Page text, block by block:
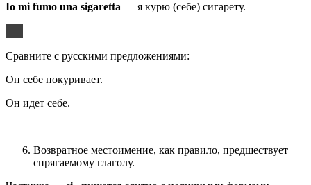
Io mi fumo una sigaretta — я курю (себе) сигарету.
Сравните с русскими предложениями:
Он себе покуривает.
Он идет себе.
Возвратное местоимение, как правило, предшествует
спрягаемому глаголу.